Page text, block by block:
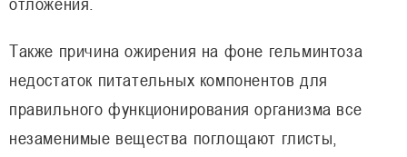
Также причина ожирения на фоне гельминтоза
недостаток питательных компонентов для
правильного функционирования организма все
незаменимые вещества поглощают глисты,